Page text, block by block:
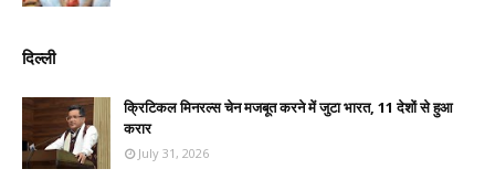
दिल्ली
क्रिटिकल मिनरल्स चेन मजबूत करने में जुटा भारत, 11 देशों से हुआ
करार
July 31, 2026